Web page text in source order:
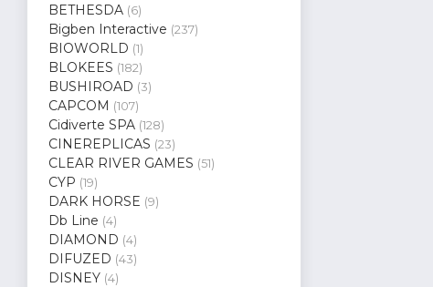
BETHESDA (6)
Bigben Interactive (237)
BIOWORLD (1)
BLOKEES (182)
BUSHIROAD (3)
CAPCOM (107)
Cidiverte SPA (128)
CINEREPLICAS (23)
CLEAR RIVER GAMES (51)
CYP (19)
DARK HORSE (9)
Db Line (4)
DIAMOND (4)
DIFUZED (43)
DISNEY (4)